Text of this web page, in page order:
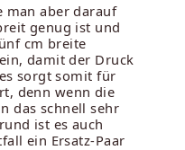
man aber darauf
genug ist und
cm breite
damit der Druck
sorgt somit für
denn wenn die
das schnell sehr
ist es auch
ein Ersatz-Paar